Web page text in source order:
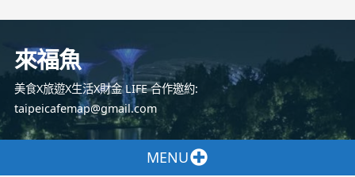
容
來福魚
美食X旅遊X生活X財金 LIFE 合作邀約:
taipeicafemap@gmail.com
MENU